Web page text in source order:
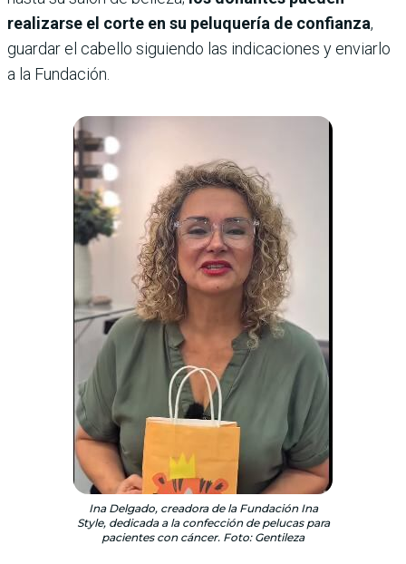
realizarse el corte en su peluquería de confianza,
guardar el cabello siguiendo las indicaciones y enviarlo
a la Fundación.
Ina Delgado, creadora de la Fundación Ina
Style, dedicada a la confección de pelucas para
pacientes con cáncer. Foto: Gentileza